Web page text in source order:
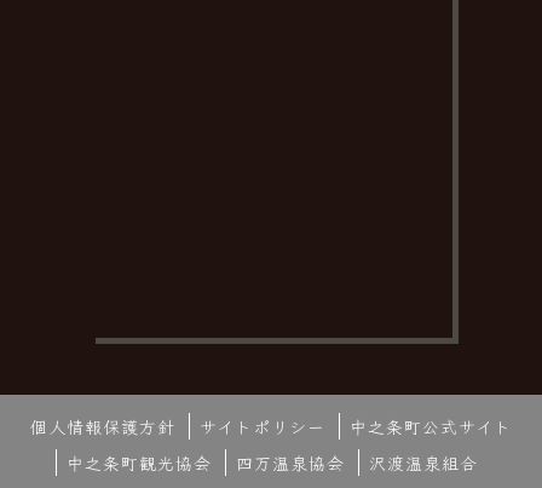
個人情報保護方針 サイトポリシー
中之条町公式サイト
中之条町観光協会
四万温泉協会 沢渡温泉組合